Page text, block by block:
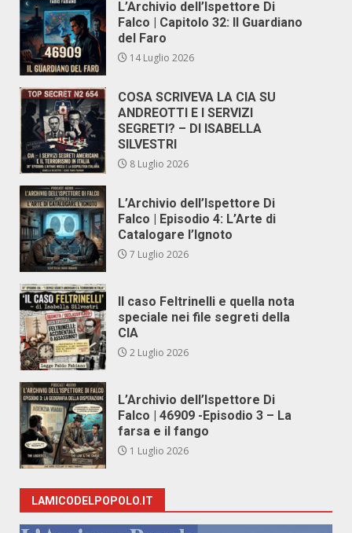
L’Archivio dell’Ispettore Di
Falco | Capitolo 32: Il Guardiano
del Faro
14 Luglio 2026
COSA SCRIVEVA LA CIA SU
ANDREOTTI E I SERVIZI
SEGRETI? – DI ISABELLA
SILVESTRI
8 Luglio 2026
L’Archivio dell’Ispettore Di
Falco | Episodio 4: L’Arte di
Catalogare l’Ignoto
7 Luglio 2026
Il caso Feltrinelli e quella nota
speciale nei file segreti della
CIA
2 Luglio 2026
L’Archivio dell’Ispettore Di
Falco | 46909 -Episodio 3 – La
farsa e il fango
1 Luglio 2026
LAMICODELPOPOLO.IT